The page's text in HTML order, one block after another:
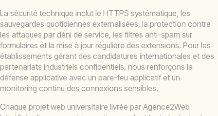
La sécurité technique inclut le HTTPS systématique, les
sauvegardes quotidiennes externalisées, la protection contre
les attaques par déni de service, les filtres anti-spam sur
formulaires et la mise à jour régulière des extensions. Pour les
établissements gérant des candidatures internationales et des
partenariats industriels confidentiels, nous renforçons la
défense applicative avec un pare-feu applicatif et un
monitoring continu des connexions sensibles.
Chaque projet web universitaire livrée par Agence2Web